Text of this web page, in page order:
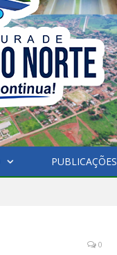
PUBLICAÇÕES
0